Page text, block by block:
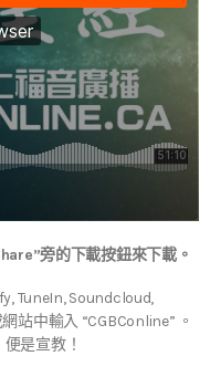
旁的下載按鈕來下載。
TuneIn, Soundcloud,
中輸入 “CGBConline” 。
是宣教！